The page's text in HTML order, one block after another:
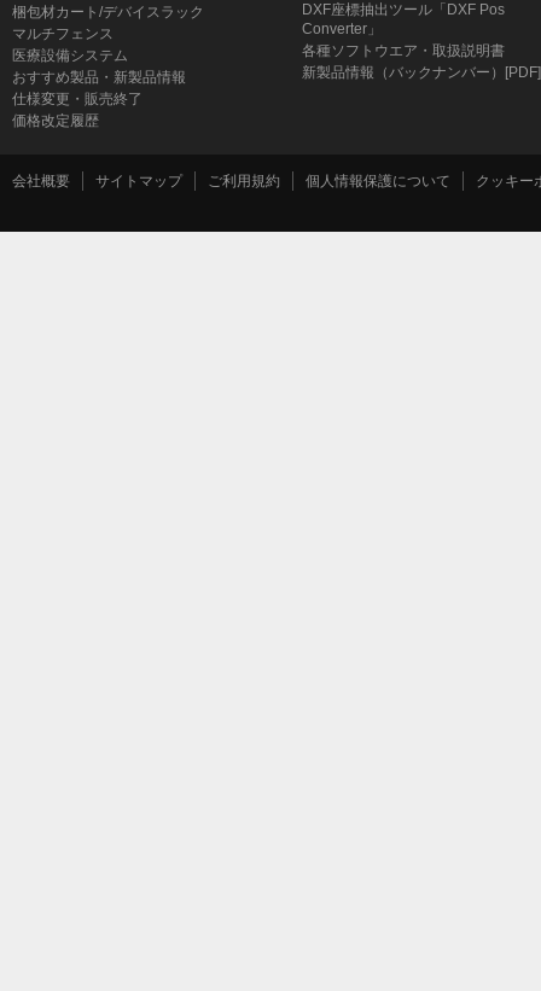
梱包材カート/デバイスラック
マルチフェンス
医療設備システム
おすすめ製品・新製品情報
仕様変更・販売終了
価格改定履歴
DXF座標抽出ツール「DXF Pos
Converter」
各種ソフトウエア・取扱説明書
新製品情報（バックナンバー）[PDF]
会社概要 サイトマップ ご利用規約 個人情報保護について クッキー